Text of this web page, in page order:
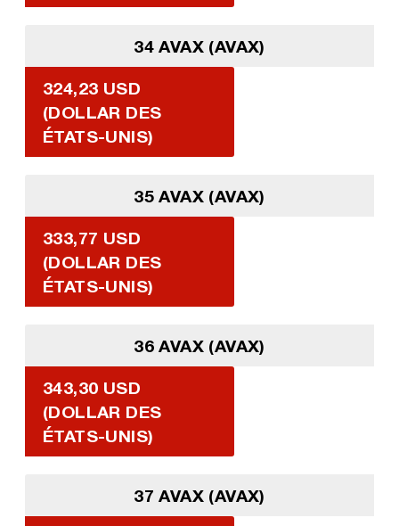
34 AVAX (AVAX)
324,23 USD
(DOLLAR DES
ÉTATS-UNIS)
35 AVAX (AVAX)
333,77 USD
(DOLLAR DES
ÉTATS-UNIS)
36 AVAX (AVAX)
343,30 USD
(DOLLAR DES
ÉTATS-UNIS)
37 AVAX (AVAX)